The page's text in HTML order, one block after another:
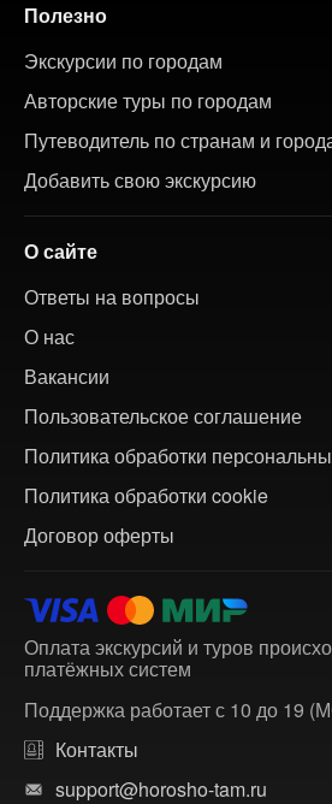
Полезно
Экскурсии по городам
Авторские туры по городам
Путеводитель по странам и
Добавить свою экскурсию
О сайте
Ответы на вопросы
О нас
Вакансии
Пользовательское соглашение
Политика обработки
Политика обработки cookie
Договор оферты
Оплата экскурсий и туров
платёжных систем
Поддержка работает с 10 до 19
Контакты
support@horosho-tam.ru